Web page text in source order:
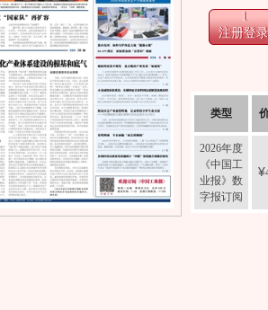
1
注册登录
类型
2026年度
《中国工
业报》数
字报订阅
¥